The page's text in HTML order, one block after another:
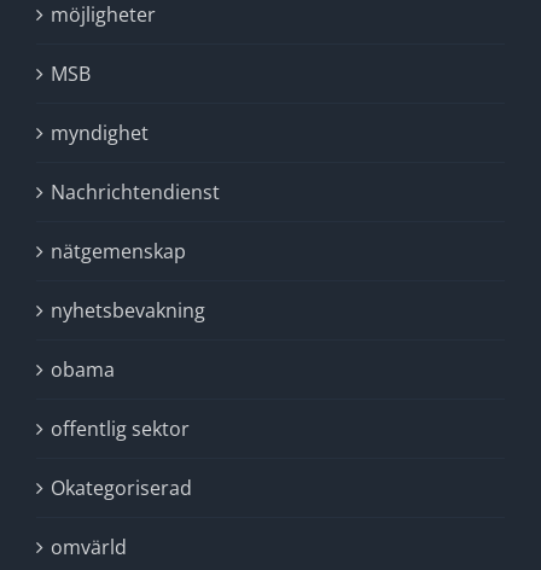
möjligheter
MSB
myndighet
Nachrichtendienst
nätgemenskap
nyhetsbevakning
obama
offentlig sektor
Okategoriserad
omvärld